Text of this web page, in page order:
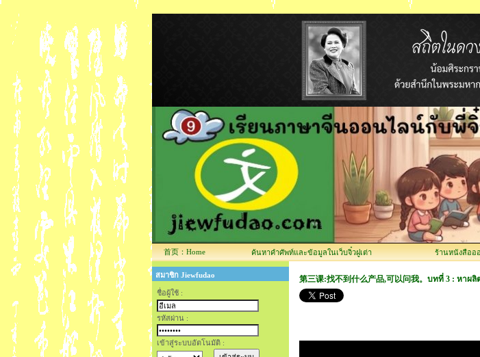
首页：Home ค้นหาคำศัพท์และข้อมูลในเว็บจิ๋วฝูเต่า ร้านหนังสืออ
สมาชิก Jiewfudao
ชื่อผู้ใช้ :
รหัสผ่าน :
เข้าสู่ระบบอัตโนมัติ :
第三课:找不到什么产品,可以问我。บทที่ 3 : หา